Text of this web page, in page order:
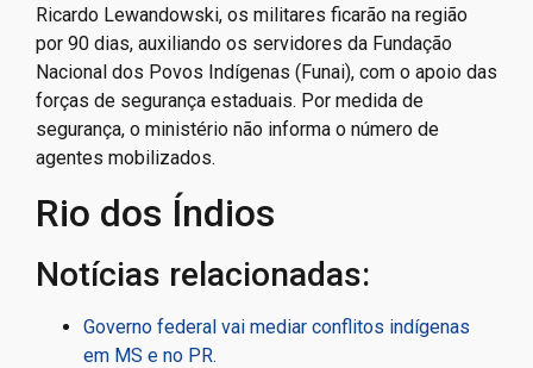
Ricardo Lewandowski, os militares ficarão na região
por 90 dias, auxiliando os servidores da Fundação
Nacional dos Povos Indígenas (Funai), com o apoio das
forças de segurança estaduais. Por medida de
segurança, o ministério não informa o número de
agentes mobilizados.
Rio dos Índios
Notícias relacionadas:
Governo federal vai mediar conflitos indígenas
em MS e no PR.